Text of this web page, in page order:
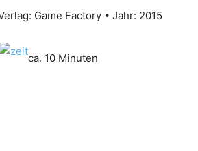
Game Factory • Jahr: 2015
ca. 10 Minuten